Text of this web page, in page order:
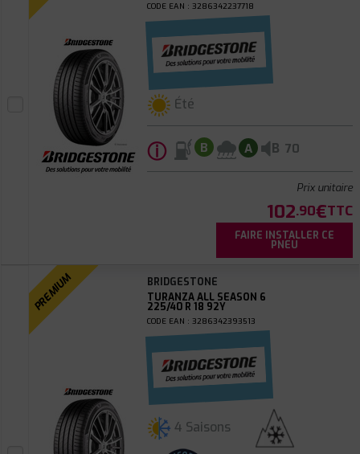
CODE EAN : 3286342237718
Été
ⓘ B A B 70
Prix unitaire
102.90€TTC
FAIRE INSTALLER CE
PNEU
PREMIUM
BRIDGESTONE
TURANZA ALL SEASON 6
225/40 R 18 92Y
CODE EAN : 3286342393513
4 Saisons